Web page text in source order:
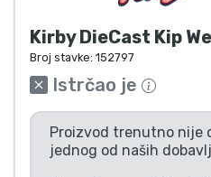
Kirby DieCast Kip
Broj stavke: 152797
Istrčao je
Proizvod trenutno nije
jednog od naših
Sportski proizvodi
Glazbeni proizvodi
Vrste proizvoda